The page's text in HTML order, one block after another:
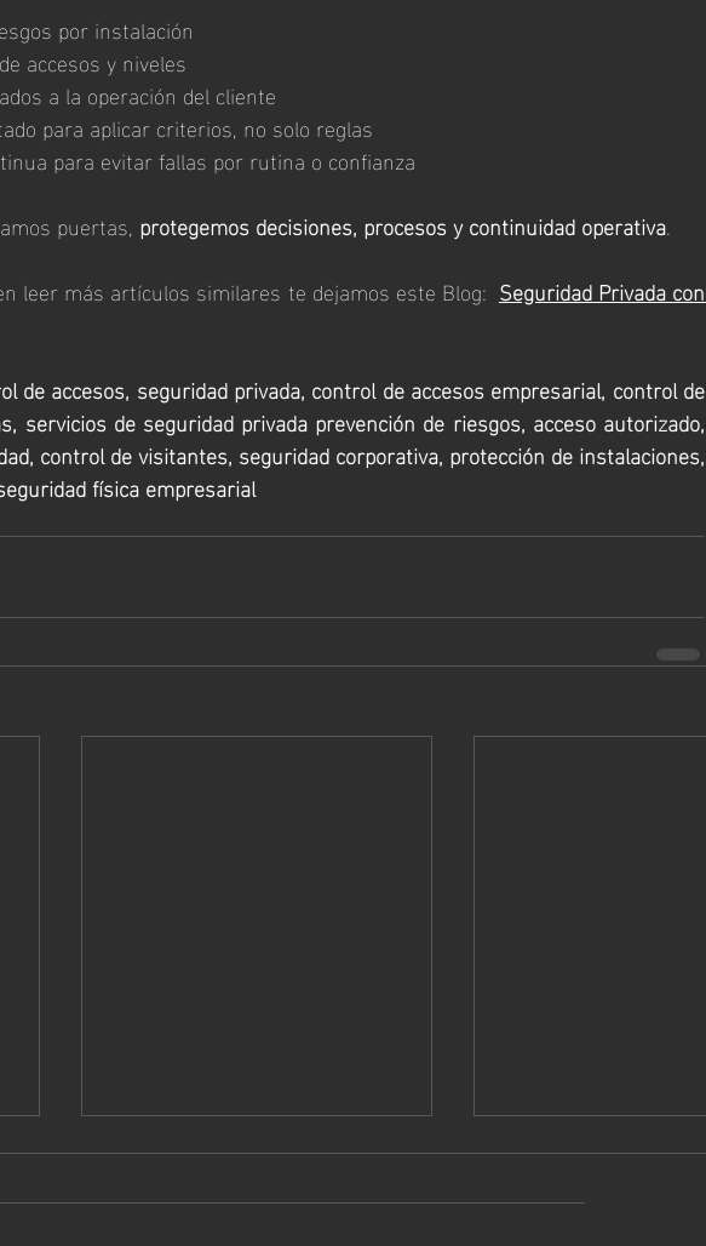
por instalación
accesos y niveles
a la operación del cliente
para aplicar criterios, no solo reglas
para evitar fallas por rutina o confianza
puertas, protegemos decisiones, procesos y continuidad operativa.
leer más artículos similares te dejamos este Blog: Seguridad Privada con
de accesos, seguridad privada, control de accesos empresarial, control de
servicios de seguridad privada prevención de riesgos, acceso autorizado,
control de visitantes, seguridad corporativa, protección de instalaciones,
física empresarial